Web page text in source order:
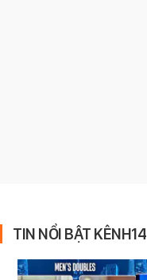
TIN NỔI BẬT KÊNH14